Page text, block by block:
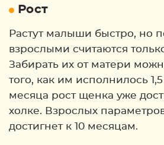
Рост
Растут малыши быстро, но
взрослыми считаются
Забирать их от матери
того, как им исполнилось
месяца рост щенка уже
холке. Взрослых
достигнет к 10 месяцам.